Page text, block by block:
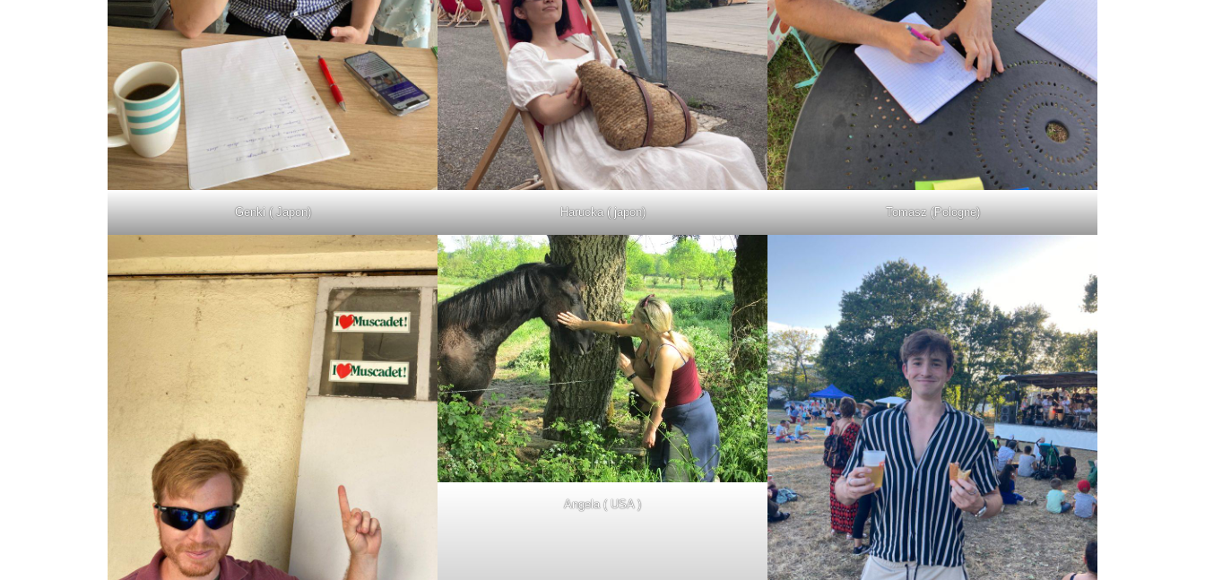
Genki ( Japon) Harucka ( japon) Tomasz (Pologne)
Angela ( USA )